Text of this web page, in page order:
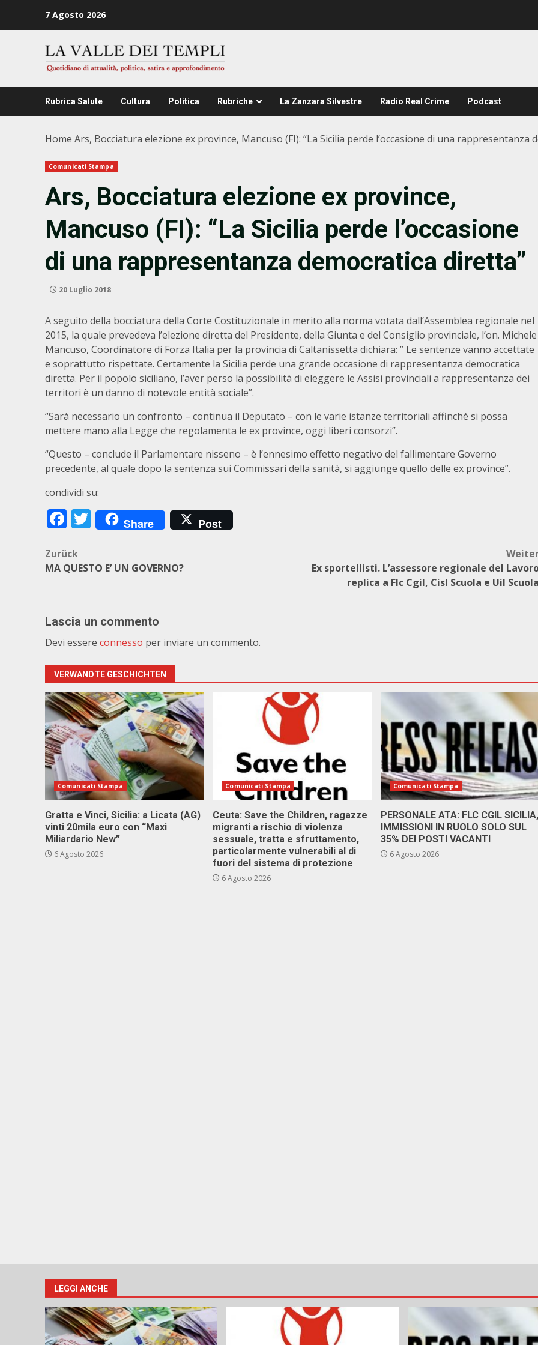
7 Agosto 2026
Rubrica Salute Cultura Politica Rubriche La Zanzara Silvestre Radio Real Crime Podcast
Home Ars, Bocciatura elezione ex province, Mancuso (FI): “La Sicilia perde l’occasione di una rappresentanza
Comunicati Stampa
Ars, Bocciatura elezione ex province,
Mancuso (FI): “La Sicilia perde l’occasione
di una rappresentanza democratica diretta”
20 Luglio 2018
A seguito della bocciatura della Corte Costituzionale in merito alla norma votata dall’Assemblea regionale nel
2015, la quale prevedeva l’elezione diretta del Presidente, della Giunta e del Consiglio provinciale, l’on. Michele
Mancuso, Coordinatore di Forza Italia per la provincia di Caltanissetta dichiara: ” Le sentenze vanno accettate
e soprattutto rispettate. Certamente la Sicilia perde una grande occasione di rappresentanza democratica
diretta. Per il popolo siciliano, l’aver perso la possibilità di eleggere le Assisi provinciali a rappresentanza dei
territori è un danno di notevole entità sociale”.
“Sarà necessario un confronto – continua il Deputato – con le varie istanze territoriali affinché si possa
mettere mano alla Legge che regolamenta le ex province, oggi liberi consorzi”.
“Questo – conclude il Parlamentare nisseno – è l’ennesimo effetto negativo del fallimentare Governo
precedente, al quale dopo la sentenza sui Commissari della sanità, si aggiunge quello delle ex province”.
condividi su:
Facebook
Twitter
Share Post
Beitragsnavigation
Zurück
MA QUESTO E’ UN GOVERNO?
Ex sportellisti. L’assessore regionale del
replica a Flc Cgil, Cisl Scuola e Uil
Lascia un commento
Devi essere connesso per inviare un commento.
VERWANDTE GESCHICHTEN
Comunicati Stampa
Gratta e Vinci, Sicilia: a Licata (AG)
vinti 20mila euro con “Maxi
Miliardario New”
6 Agosto 2026
Comunicati Stampa
Ceuta: Save the Children, ragazze
migranti a rischio di violenza
sessuale, tratta e sfruttamento,
particolarmente vulnerabili al di
fuori del sistema di protezione
6 Agosto 2026
Comunicati Stampa
PERSONALE ATA: FLC CGIL SICILIA,
IMMISSIONI IN RUOLO SOLO SUL
35% DEI POSTI VACANTI
6 Agosto 2026
LEGGI ANCHE